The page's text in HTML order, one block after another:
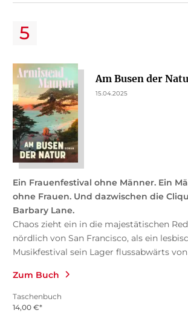
Am Busen der
15.04.2025
Ein Frauenfestival ohne Männer. Ein
ohne Frauen. Und dazwischen die
Barbary Lane.
Chaos zieht ein in die majestätischen
nördlich von San Francisco, als ein
Musikfestival sein Lager flussabwärts von
Zum Buch
Taschenbuch
14,00 €*